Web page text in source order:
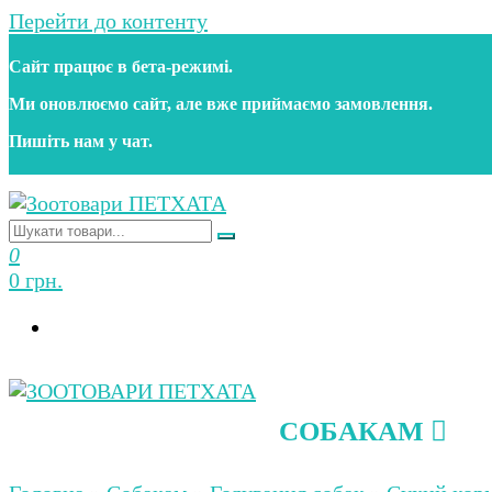
Перейти до контенту
Сайт працює в бета‑режимі.
Ми оновлюємо сайт, але вже приймаємо замовлення.
Пишіть нам у чат.
Зоотовари ПЕТХАТА
Зоомагазин для собак та котів | Корм, іграшки,
0
0 грн.
Зоомагазин для собак та котів | Корм, іграшки,
СОБАКАМ